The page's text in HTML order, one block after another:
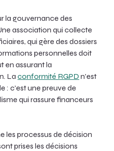
la gouvernance des
association qui collecte
qui gère des dossiers
personnelles doit
en assurant la
La conformité RGPD n'est
: c'est une preuve de
qui rassure financeurs
les processus de décision
prises les décisions